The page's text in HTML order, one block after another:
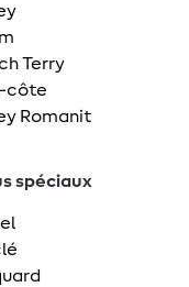
Terry
côte
Romanit
spéciaux